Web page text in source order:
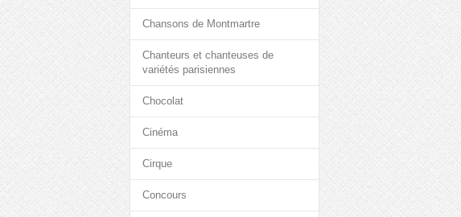
Chansons de Montmartre
Chanteurs et chanteuses de
variétés parisiennes
Chocolat
Cinéma
Cirque
Concours